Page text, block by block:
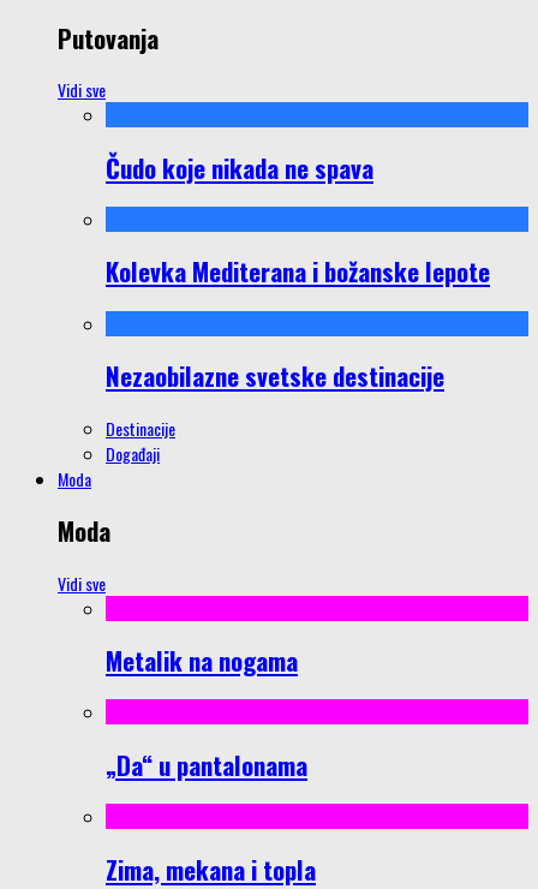
Putovanja
Vidi sve
Čudo koje nikada ne spava
Kolevka Mediterana i božanske lepote
Nezaobilazne svetske destinacije
Destinacije
Događaji
Moda
Moda
Vidi sve
Metalik na nogama
„Da“ u pantalonama
Zima, mekana i topla